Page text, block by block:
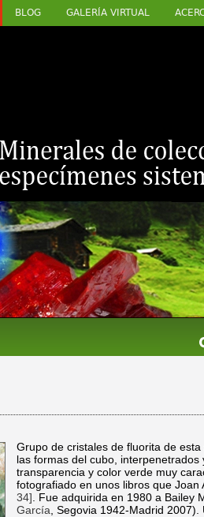
BLOG GALERÍA VIRTUAL
Grupo de cristales de fluorita de
las formas del cubo, interpenetrados
transparencia y color verde muy
fotografiado en unos libros que Joan
34] . Fue adquirida en 1980 a Bailey
García , Segovia 1942-Madrid